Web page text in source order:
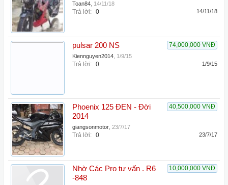
Toan84 14/11/18
Trả lời: 0 14/11/18
74,000,000 VNĐ
pulsar 200 NS
Kiennguyen2014 1/9/15
Trả lời: 0 1/9/15
40,500,000 VNĐ
Phoenix 125 ĐEN - Đời
2014
giangsonmotor 23/7/17
Trả lời: 0 23/7/17
10,000,000 VNĐ
Nhờ Các Pro tư vấn . R6
-848